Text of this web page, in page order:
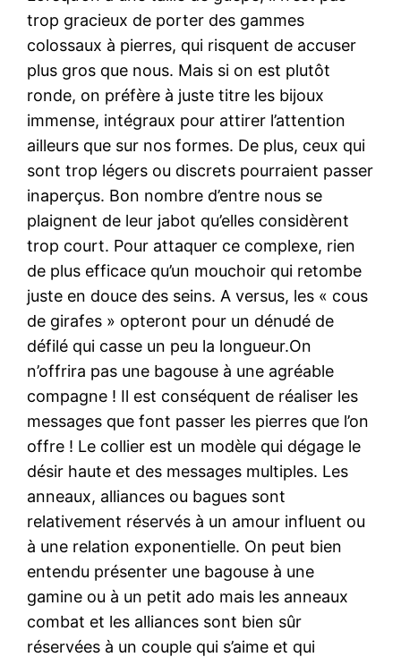
trop gracieux de porter des gammes
colossaux à pierres, qui risquent de accuser
plus gros que nous. Mais si on est plutôt
ronde, on préfère à juste titre les bijoux
immense, intégraux pour attirer l’attention
ailleurs que sur nos formes. De plus, ceux qui
sont trop légers ou discrets pourraient passer
inaperçus. Bon nombre d’entre nous se
plaignent de leur jabot qu’elles considèrent
trop court. Pour attaquer ce complexe, rien
de plus efficace qu’un mouchoir qui retombe
juste en douce des seins. A versus, les « cous
de girafes » opteront pour un dénudé de
défilé qui casse un peu la longueur.On
n’offrira pas une bagouse à une agréable
compagne ! Il est conséquent de réaliser les
messages que font passer les pierres que l’on
offre ! Le collier est un modèle qui dégage le
désir haute et des messages multiples. Les
anneaux, alliances ou bagues sont
relativement réservés à un amour influent ou
à une relation exponentielle. On peut bien
entendu présenter une bagouse à une
gamine ou à un petit ado mais les anneaux
combat et les alliances sont bien sûr
réservées à un couple qui s’aime et qui